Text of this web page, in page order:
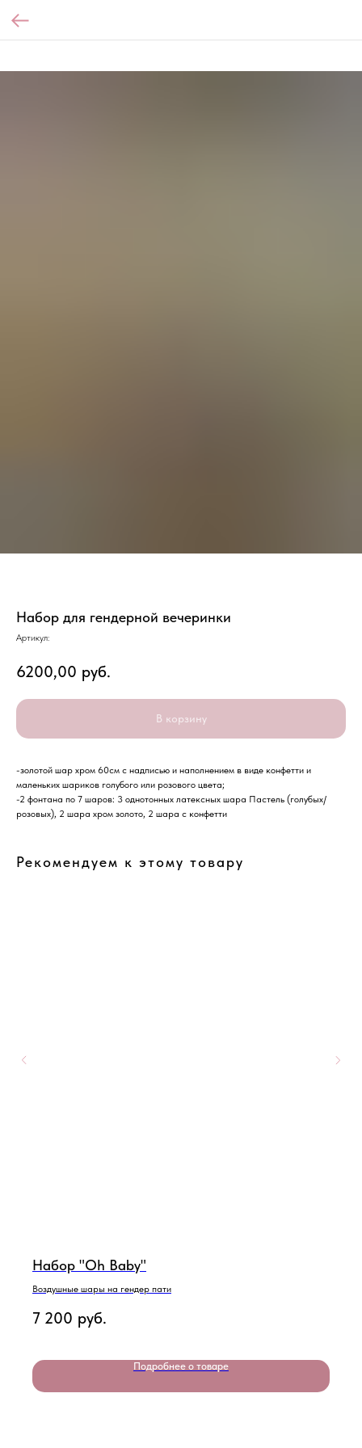
Набор для гендерной вечеринки
Артикул:
6200,00 руб.
В корзину
-золотой шар хром 60см с надписью и наполнением в виде конфетти и
маленьких шариков голубого или розового цвета;
-2 фонтана по 7 шаров: 3 однотонных латексных шара Пастель (голубых/
розовых), 2 шара хром золото, 2 шара с конфетти
Рекомендуем к этому товару
Набор "Oh Baby"
Воздушные шары на гендер пати
7 200 руб.
Подробнее о товаре